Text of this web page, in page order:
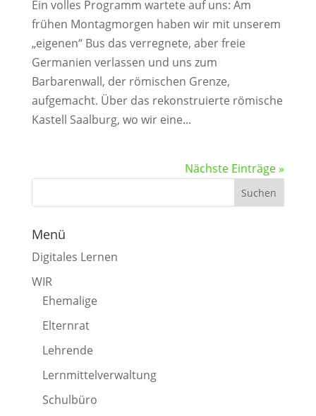
Ein volles Programm wartete auf uns: Am
frühen Montagmorgen haben wir mit unserem
„eigenen“ Bus das verregnete, aber freie
Germanien verlassen und uns zum
Barbarenwall, der römischen Grenze,
aufgemacht. Über das rekonstruierte römische
Kastell Saalburg, wo wir eine...
Nächste Einträge »
Menü
Digitales Lernen
WIR
Ehemalige
Elternrat
Lehrende
Lernmittelverwaltung
Schulbüro